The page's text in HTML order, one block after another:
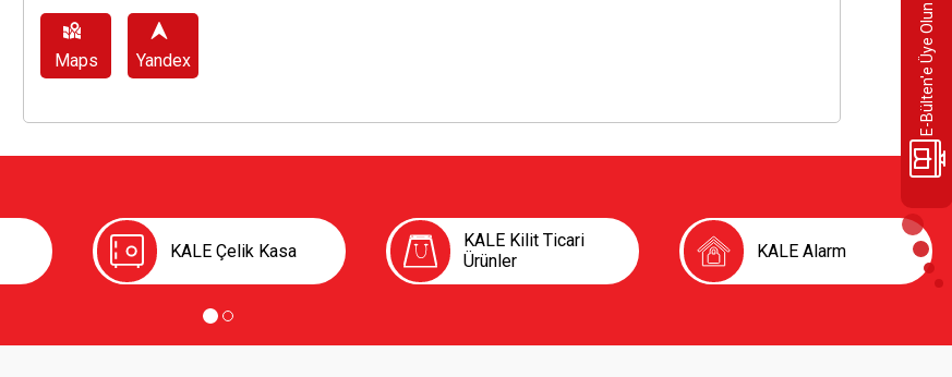
E-Bülten'e Üye Olun
Maps Yandex
KALE Çelik Kasa
KALE Kilit Ticari
Ürünler
KALE Alarm